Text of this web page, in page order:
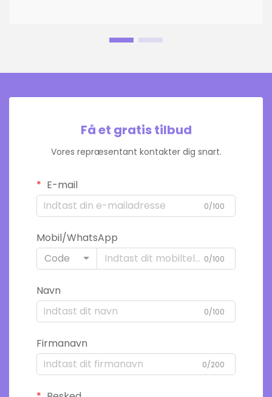
Få et gratis tilbud
Vores repræsentant kontakter dig snart.
E-mail
0/100
Mobil/WhatsApp
Code
0/100
Navn
0/100
Firmanavn
0/200